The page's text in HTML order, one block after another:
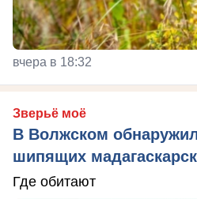
вчера в 18:32
Зверьё моё
В Волжском
шипящих
Где обитают